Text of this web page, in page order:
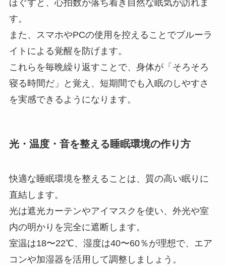
ほぐすと、心拍数が落ち着き自然な眠気が訪れま
す。
また、スマホやPCの使用を控えることでブルーラ
イトによる覚醒を防げます。
これらを毎晩繰り返すことで、身体が「そろそろ
寝る時間だ」と覚え、短期間でも入眠のしやすさ
を実感できるようになります。
光・温度・音を整える睡眠環境の作り方
快適な睡眠環境を整えることは、質の高い眠りに
直結します。
光は遮光カーテンやアイマスクを使い、外光や室
内の明かりを完全に遮断します。
室温は18〜22℃、湿度は40〜60％が理想で、エア
コンや加湿器を活用して調整しましょう。